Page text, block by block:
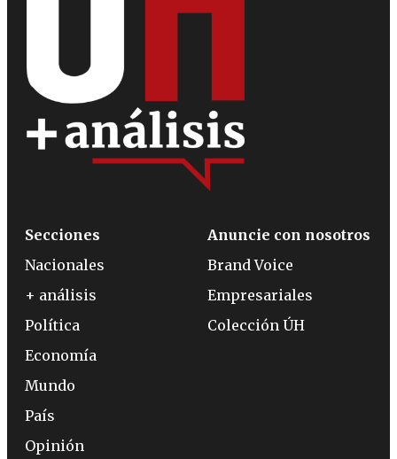
Secciones
Nacionales
+ análisis
Política
Economía
Mundo
País
Opinión
Anuncie con nosotros
Brand Voice
Empresariales
Colección ÚH